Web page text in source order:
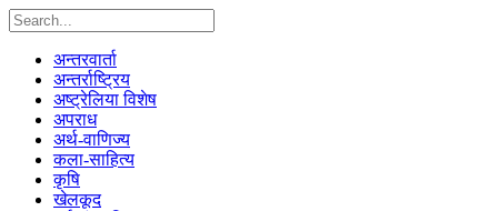
अन्तरवार्ता
अन्तर्राष्ट्रिय
अष्ट्रेलिया विशेष
अपराध
अर्थ-वाणिज्य
कला-साहित्य
कृषि
खेलकूद